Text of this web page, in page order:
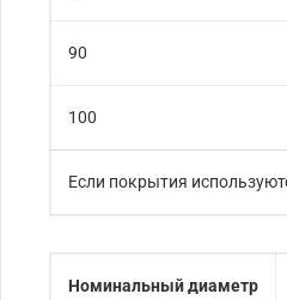
90
100
Если покрытия
Номинальный диаметр